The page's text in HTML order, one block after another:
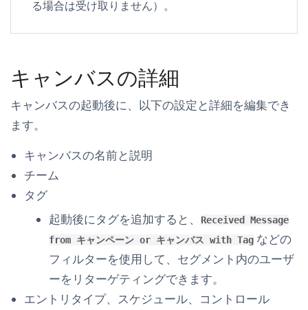
る場合は受け取りません）。
キャンバスの詳細
キャンバスの起動後に、以下の設定と詳細を編集でき
ます。
キャンバスの名前と説明
チーム
タグ
起動後にタグを追加すると、
Received Message
from キャンペーン or キャンバス with Tag などの
フィルターを使用して、セグメント内のユーザ
ーをリターゲティングできます。
エントリタイプ、スケジュール、コントロール